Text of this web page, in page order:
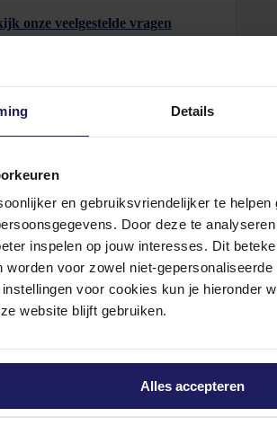
Details
en gebruiksvriendelijker te
Door deze te
inspelen op jouw interesses. Dit
worden voor zowel niet-
voor cookies kun je hieronder
website blijft gebruiken.
Alles accepteren
onze veelgestelde vragen
onze nieuwsbrief!
Meld je aan